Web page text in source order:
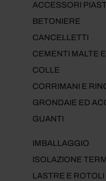
ACCESSORI
BETONIERE
CANCELLETTI
CEMENTI MALTE
COLLE
CORRIMANI E
GRONDAIE ED
GUANTI
IMBALLAGGIO
ISOLAZIONE
LASTRE E ROTOLI